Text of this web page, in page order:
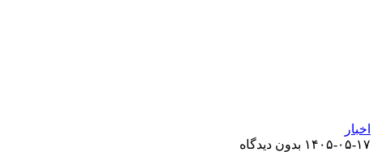
اخبار
۱۴۰۵-۰۵-۱۷ بدون دیدگاه